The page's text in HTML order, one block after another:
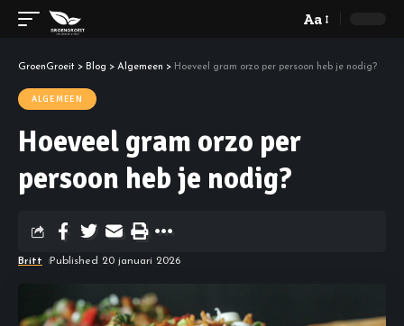
Aa
GroenGroeit > Blog > Algemeen > Hoeveel gram orzo per persoon heb je nodig?
ALGEMEEN
Hoeveel gram orzo per
persoon heb je nodig?
Britt Published 20 januari 2026